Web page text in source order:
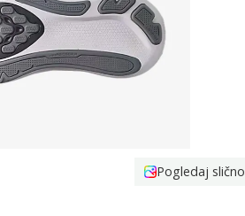
Pogledaj slično